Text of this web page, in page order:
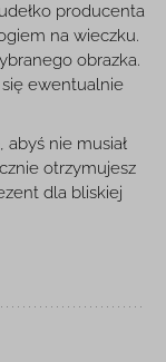
producenta
na wieczku.
obrazka.
ewentualnie
abyś nie musiał
otrzymujesz
dla bliskiej